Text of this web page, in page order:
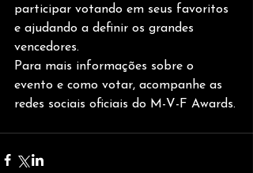
participar votando em seus favoritos
e ajudando a definir os grandes
vencedores.
Para mais informações sobre o
evento e como votar, acompanhe as
redes sociais oficiais do M-V-F Awards.